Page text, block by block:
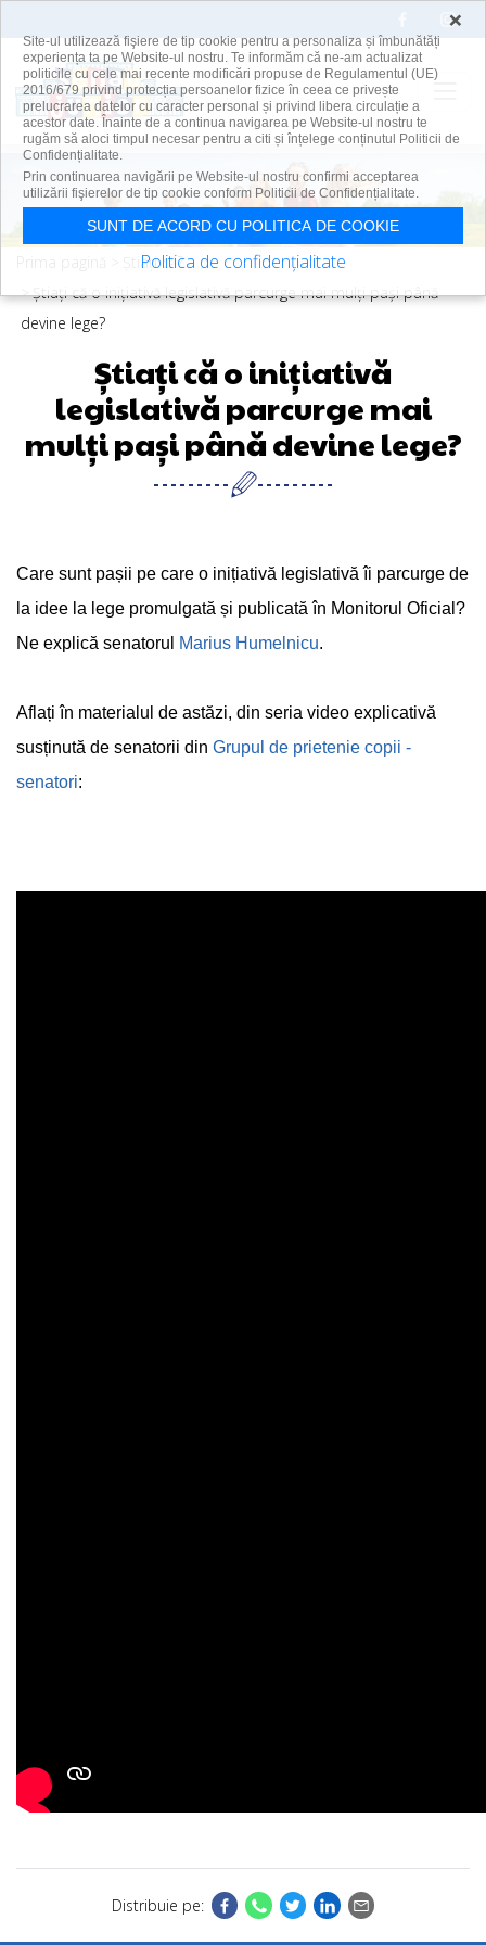
Skip to main content
Prima pagină
Știați că?
Știați că o inițiativă legislativă parcurge mai mulți pași până
devine lege?
Știați că o inițiativă
legislativă parcurge mai
mulți pași până devine lege?
Care sunt pașii pe care o inițiativă legislativă îi parcurge de
la idee la lege promulgată și publicată în Monitorul Oficial?
Ne explică senatorul
Marius Humelnicu.
Aflați în materialul de astăzi, din seria video explicativă
susținută de senatorii din Grupul de prietenie copii -
senatori:
Distribuie pe:
×
Site-ul utilizează fişiere de tip cookie pentru a personaliza și îmbunătăți
experiența ta pe Website-ul nostru. Te informăm că ne-am actualizat
politicile cu cele mai recente modificări propuse de Regulamentul (UE)
2016/679 privind protecția persoanelor fizice în ceea ce privește
prelucrarea datelor cu caracter personal și privind libera circulație a
acestor date. Înainte de a continua navigarea pe Website-ul nostru te
rugăm să aloci timpul necesar pentru a citi și înțelege conținutul Politicii de
Confidențialitate.
Prin continuarea navigării pe Website-ul nostru confirmi acceptarea
utilizării fişierelor de tip cookie conform Politicii de Confidențialitate.
SUNT DE ACORD CU POLITICA DE COOKIE
Politica de confidențialitate